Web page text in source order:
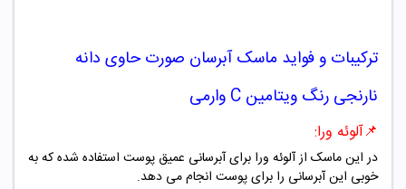
ترکیبات و فواید ماسک آبرسان صورت حاوی دانه
نارنجی رنگ ویتامین C وارمی
📌آلوئه ورا:
در این ماسک از آلوئه ورا برای آبرسانی عمیق پوست استفاده شده که به
خوبی این آبرسانی را برای پوست انجام می دهد.